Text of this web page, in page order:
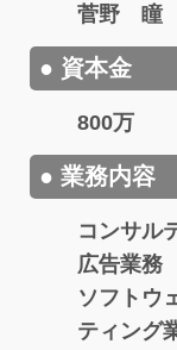
菅野 瞳
● 資本金
800万
● 業務内容
コンサル
広告業務
ソフトウ
ティング